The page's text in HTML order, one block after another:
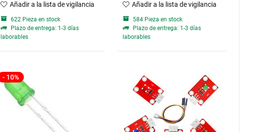
Añadir a la lista de vigilancia
622 Pieza en stock
Plazo de entrega: 1-3 días
laborables
Añadir a la lista de vigilancia
584 Pieza en stock
Plazo de entrega: 1-3 días
laborables
- 10%